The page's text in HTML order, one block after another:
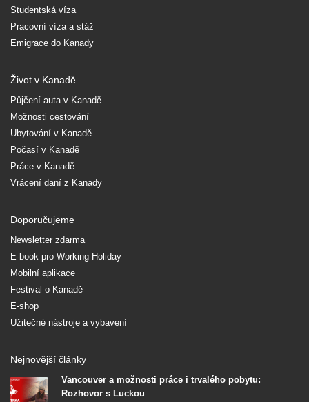
Studentská víza
Pracovní víza a stáž
Emigrace do Kanady
Život v Kanadě
Půjčení auta v Kanadě
Možnosti cestování
Ubytování v Kanadě
Počasí v Kanadě
Práce v Kanadě
Vrácení daní z Kanady
Doporučujeme
Newsletter zdarma
E-book pro Working Holiday
Mobilní aplikace
Festival o Kanadě
E-shop
Užitečné nástroje a vybavení
Nejnovější články
Vancouver a možnosti práce i trvalého pobytu:
Rozhovor s Luckou